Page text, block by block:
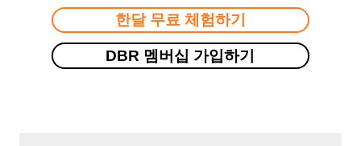
한달 무료 체험하기
DBR 멤버십 가입하기